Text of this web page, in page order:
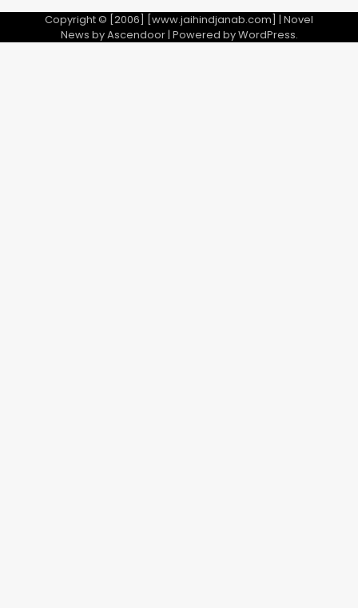
Copyright © [2006] [www.jaihindjanab.com] | Novel
News byAscendoor| Powered byWordPress.